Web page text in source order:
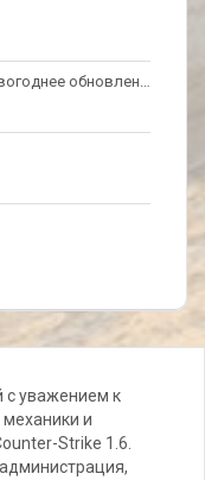
VIP за TOP [Декабрь], Новогоднее обновление
с уважением к
и
Strike 1.6.